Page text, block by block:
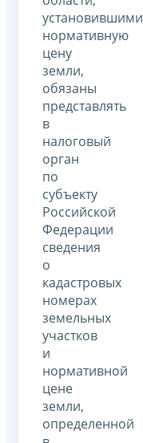
установившими
нормативную
цену
земли,
обязаны
представлять
в
налоговый
орган
по
субъекту
Российской
Федерации
сведения
о
кадастровых
номерах
земельных
участков
и
нормативной
цене
земли,
определенной